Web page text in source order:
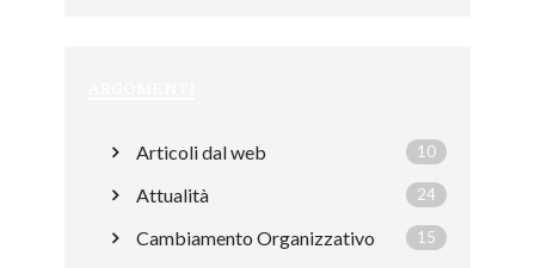
Articoli dal web 10
Attualità 24
Cambiamento Organizzativo 15